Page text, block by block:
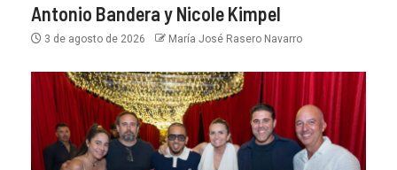
Antonio Bandera y Nicole Kimpel
3 de agosto de 2026 María José Rasero Navarro